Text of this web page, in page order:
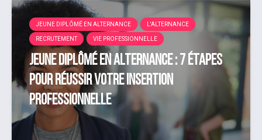
JEUNE DIPLÔMÉ EN ALTERNANCE L'ALTERNANCE
RECRUTEMENT VIE PROFESSIONNELLE
Jeune diplômé en alternance : 7 étapes
pour réussir votre insertion
professionnelle